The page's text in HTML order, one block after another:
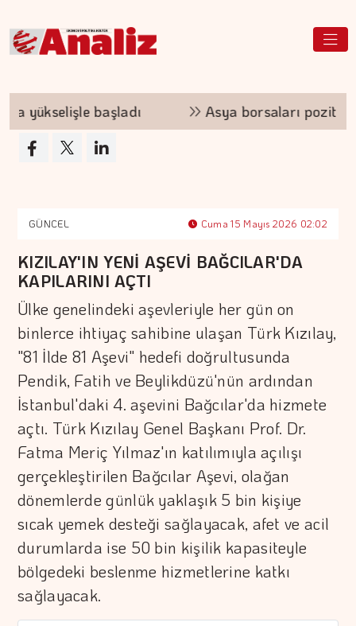
başladı Asya borsaları pozitif
GÜNCEL Cuma 15 Mayıs 2026 02:02
KIZILAY'IN YENİ AŞEVİ BAĞCILAR'DA
KAPILARINI AÇTI
Ülke genelindeki aşevleriyle her gün on
binlerce ihtiyaç sahibine ulaşan Türk Kızılay,
"81 İlde 81 Aşevi" hedefi doğrultusunda
Pendik, Fatih ve Beylikdüzü'nün ardından
İstanbul'daki 4. aşevini Bağcılar'da hizmete
açtı. Türk Kızılay Genel Başkanı Prof. Dr.
Fatma Meriç Yılmaz'ın katılımıyla açılışı
gerçekleştirilen Bağcılar Aşevi, olağan
dönemlerde günlük yaklaşık 5 bin kişiye
sıcak yemek desteği sağlayacak, afet ve acil
durumlarda ise 50 bin kişilik kapasiteyle
bölgedeki beslenme hizmetlerine katkı
sağlayacak.